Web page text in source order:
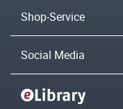
Shop-Service
Social Media